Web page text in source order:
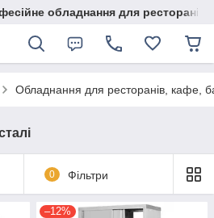
обладнання для ресторанів,
Обладнання для ресторанів, кафе,
0 Фільтри
–12%